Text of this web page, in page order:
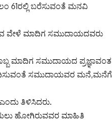
61ರಲ್ಲಿ ಬರೆಸುವಂತೆ ಮನವಿ
ವೇಳೆ ಮಾದಿಗ ಸಮುದಾಯದವರು
ಮಾದಿಗ ಸಮುದಾಯದ ಪ್ರಜ್ಞಾವಂತ
ಸಮುದಾಯವರ ಮನೆ,ಮನೆಗೆ
ತಿಳಿಸಿದರು.
ಹೋಗಿರುವವರ ಮಾಹಿತಿ